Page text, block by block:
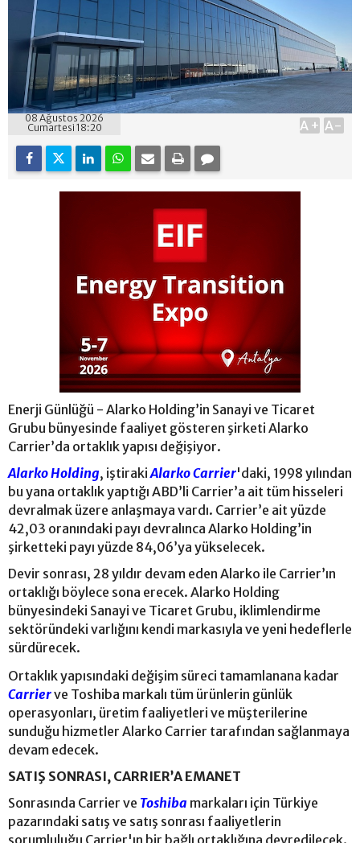
08 Ağustos 2026
Cumartesi 18:20
A+ A-
Enerji Günlüğü - Alarko Holding’in Sanayi ve Ticaret
Grubu bünyesinde faaliyet gösteren şirketi Alarko
Carrier’da ortaklık yapısı değişiyor.
Alarko Holding, iştirakiAlarko Carrier'daki, 1998 yılından
bu yana ortaklık yaptığı ABD’li Carrier’a ait tüm hisseleri
devralmak üzere anlaşmaya vardı. Carrier’e ait yüzde
42,03 oranındaki payı devralınca Alarko Holding’in
şirketteki payı yüzde 84,06’ya yükselecek.
Devir sonrası, 28 yıldır devam eden Alarko ile Carrier’ın
ortaklığı böylece sona erecek. Alarko Holding
bünyesindeki Sanayi ve Ticaret Grubu, iklimlendirme
sektöründeki varlığını kendi markasıyla ve yeni hedeflerle
sürdürecek.
Ortaklık yapısındaki değişim süreci tamamlanana kadar
Carrierve Toshiba markalı tüm ürünlerin günlük
operasyonları, üretim faaliyetleri ve müşterilerine
sunduğu hizmetler Alarko Carrier tarafından sağlanmaya
devam edecek.
SATIŞ SONRASI, CARRIER’A EMANET
Sonrasında Carrier ve Toshiba markaları için Türkiye
pazarındaki satış ve satış sonrası faaliyetlerin
sorumluluğu Carrier'ın bir bağlı ortaklığına devredilecek.